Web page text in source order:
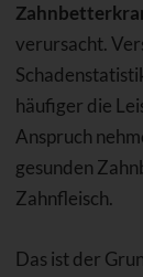
verursacht.
häufiger die
Anspruch
gesunden
Zahnfleisch.
Das ist der